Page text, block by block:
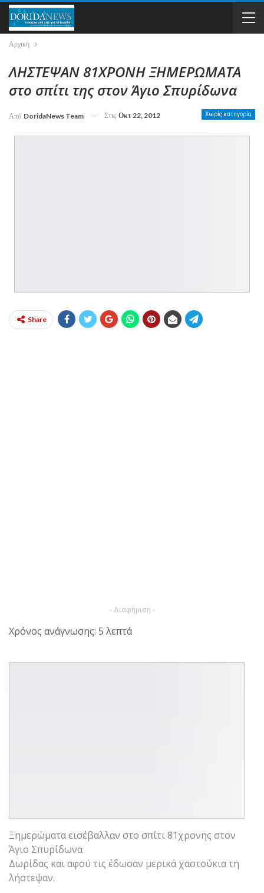
Αρχική
ΛΗΣΤΕΨΑΝ 81ΧΡΟΝΗ ΞΗΜΕΡΩΜΑΤΑ
στο σπίτι της στον Άγιο Σπυρίδωνα
Χωρίς κατηγορία
Από DoridaNews Team Στις Οκτ 22, 2012
Share
- Διαφήμιση -
Χρόνος ανάγνωσης: 5 λεπτά
Ξημερώματα εισέβαλλαν στο σπίτι 81χρονης στον
Άγιο Σπυρίδωνα
Δωρίδας και αφού τις έδωσαν μερικά χαστούκια τη
λήστεψαν.